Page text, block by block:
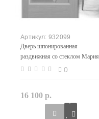
932099
Дверь шпонированная
раздвижная со стеклом Мария
цвет беленый дуб0
16 100 р.